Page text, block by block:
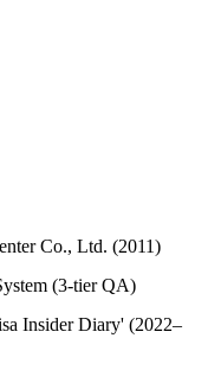
Co., Ltd. (2011)
(3-tier QA)
Insider Diary' (2022–